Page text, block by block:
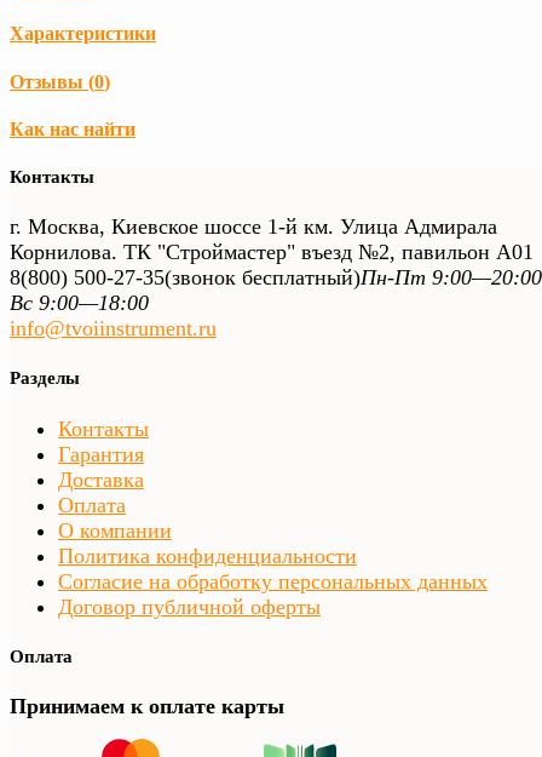
Характеристики
Отзывы (0)
Как нас найти
Контакты
г. Москва, Киевское шоссе 1-й км. Улица Адмирала
Корнилова. ТК "Строймастер" въезд №2, павильон А01
8(800) 500-27-35(звонок бесплатный)Пн-Пт
Вс 9:00—18:00
info@tvoiinstrument.ru
Разделы
Контакты
Гарантия
Доставка
Оплата
О компании
Политика конфиденциальности
Согласие на обработку персональных данных
Договор публичной оферты
Оплата
Принимаем к оплате карты